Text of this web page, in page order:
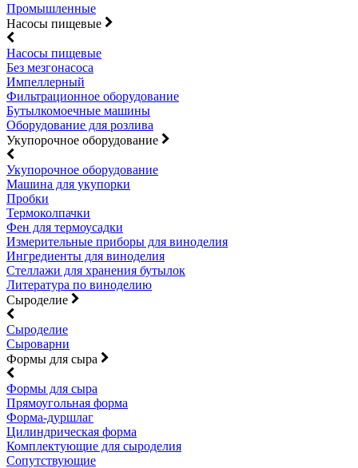
Промышленные
Насосы пищевые
Насосы пищевые
Без мезгонасоса
Импеллерный
Фильтрационное оборудование
Бутылкомоечные машины
Оборудование для розлива
Укупорочное оборудование
Укупорочное оборудование
Машина для укупорки
Пробки
Термоколпачки
Фен для термоусадки
Измерительные приборы для виноделия
Ингредиенты для виноделия
Стеллажи для хранения бутылок
Литература по виноделию
Сыроделие
Сыроделие
Сыроварни
Формы для сыра
Формы для сыра
Прямоугольная форма
Форма-дуршлаг
Цилиндрическая форма
Комплектующие для сыроделия
Сопутствующие